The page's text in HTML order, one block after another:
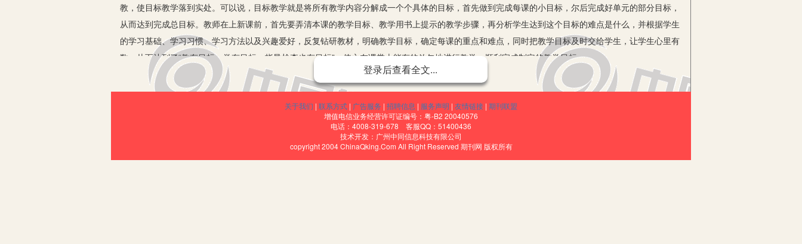
教，使目标教学落到实处。可以说，目标教学就是将所有教学内容分解成一个个具体的目标，首先做到完成每课的小目标，尔后完成好单元的部分目标，
从而达到完成总目标。教师在上新课前，首先要弄清本课的教学目标、教学用书上提示的教学步骤，再分析学生达到这个目标的难点是什么，并根据学生
的学习基础、学习习惯、学习方法以及兴趣爱好，反复钻研教材，明确教学目标，确定每课的重点和难点，同时把教学目标及时交给学生，让学生心里有
数，从而达到了“教有目标，学有目标，指导检查也有目标”，使之在课堂上能有的放矢地进行教学，顺利完成制定的教学目标。
二、优化课堂教学的设计
李如密在“素质教育与教学改革”一文中提出了几个结合：统一要求与因材施教相结合；教师指导与学生学会相结合；智力因素与非智力因素相结合；
课堂教学与课外活动相结合；传统与现代教学手段相结合。这对我们优化课堂教学的设计是很有启发意义的。课堂教学应努力引导学生从被动接受知识转
为主动探索知识，变“学会”为“会学”。要做到这点必须在培养学生的学习兴趣和动脑、动口、动手上下功夫，让他们主动参与教学活动，以调动他们的学
习积极性和主观能动性，形成以学生思维为核心、能力为目标、育人为目的的素质教育教学模式。
登录后查看全文...
关于我们 | 联系方式 | 广告服务 | 招聘信息 | 服务声明 | 友情链接 | 期刊联盟
增值电信业务经营许可证编号：粤-B2 20040576
电话：4008-319-678 客服QQ：51400436
技术开发：广州中同信息科技有限公司
copyright 2004 ChinaQking.Com All Right Reserved 期刊网 版权所有